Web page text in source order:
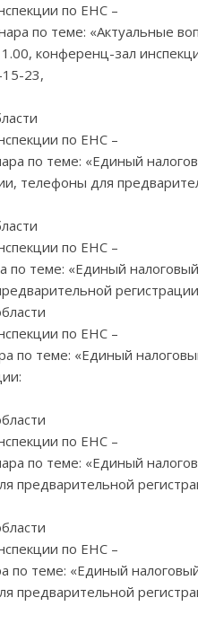
по ЕНС –
по теме: «Актуальные
конференц-зал
23,
по ЕНС –
по теме: «Единый
телефоны для
по ЕНС –
теме: «Единый
по ЕНС –
по теме: «Единый
по ЕНС –
по теме: «Единый
предварительной
по ЕНС –
по теме: «Единый
предварительной